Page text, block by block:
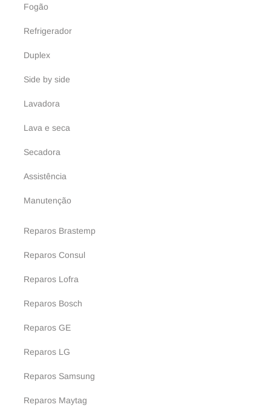
Fogão
Refrigerador
Duplex
Side by side
Lavadora
Lava e seca
Secadora
Assistência
Manutenção
Reparos Brastemp
Reparos Consul
Reparos Lofra
Reparos Bosch
Reparos GE
Reparos LG
Reparos Samsung
Reparos Maytag